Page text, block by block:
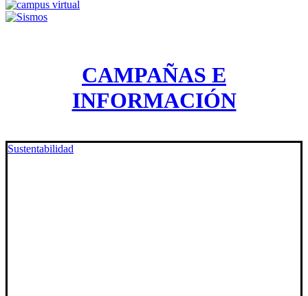
CAMPAÑAS E
INFORMACIÓN
Sustentabilidad